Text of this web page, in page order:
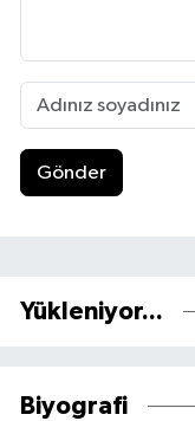
Gönder
Yükleniyor...
Biyografi